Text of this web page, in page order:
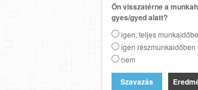
Ön visszatérne a
gyes/gyed alatt?
igen, teljes
igen részmunkaidőben
nem